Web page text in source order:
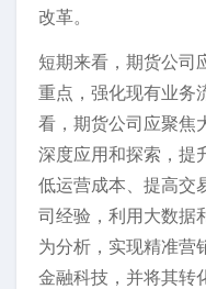
改革。
短期来看，期货公司
重点，强化现有业务
看，期货公司应聚焦
深度应用和探索，提
低运营成本、提高交
司经验，利用大数据
为分析，实现精准营
金融科技，并将其转